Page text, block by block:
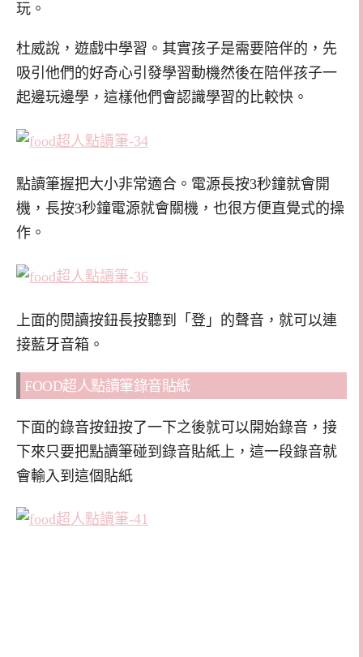
玩。
杜威說，遊戲中學習。其實孩子是需要陪伴的，先
吸引他們的好奇心引發學習動機然後在陪伴孩子一
起邊玩邊學，這樣他們會認識學習的比較快。
點讀筆握把大小非常適合。電源長按3秒鐘就會開
機，長按3秒鐘電源就會關機，也很方便直覺式的操
作。
上面的閱讀按鈕長按聽到「登」的聲音，就可以連
接藍牙音箱。
FOOD超人點讀筆錄音貼紙
下面的錄音按鈕按了一下之後就可以開始錄音，接
下來只要把點讀筆碰到錄音貼紙上，這一段錄音就
會輸入到這個貼紙